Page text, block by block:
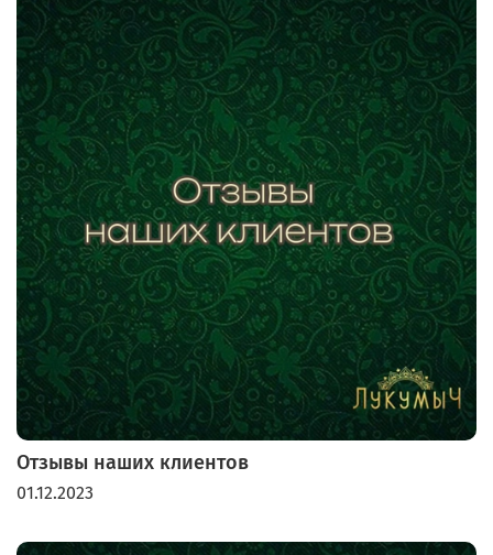
Отзывы наших клиентов
01.12.2023